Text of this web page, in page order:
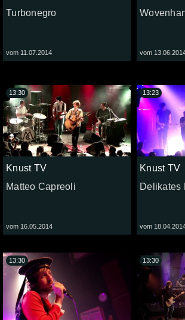
Turbonegro
vom 11.07.2014 vom
Knust TV
Matteo Capreoli
vom 16.05.2014
13:30
Knust TV
Delikates
vom
13:23
13:30 13:30